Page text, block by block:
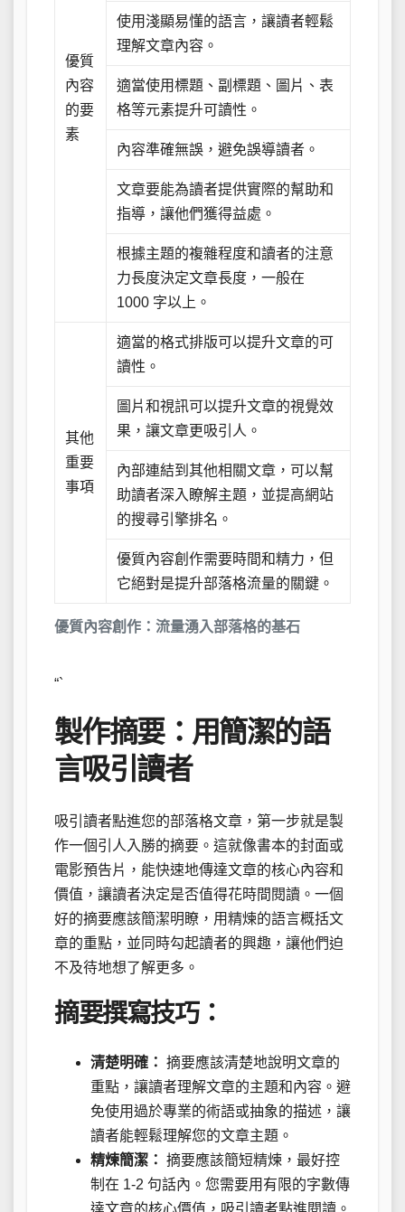
優質內容創作：流量湧入部落格的基石
優質
內容
的要
素
使用淺顯易懂的語言，讓讀者輕鬆
理解文章內容。
適當使用標題、副標題、圖片、表
格等元素提升可讀性。
內容準確無誤，避免誤導讀者。
文章要能為讀者提供實際的幫助和
指導，讓他們獲得益處。
根據主題的複雜程度和讀者的注意
力長度決定文章長度，一般在
1000 字以上。
其他
重要
事項
適當的格式排版可以提升文章的可
讀性。
圖片和視訊可以提升文章的視覺效
果，讓文章更吸引人。
內部連結到其他相關文章，可以幫
助讀者深入瞭解主題，並提高網站
的搜尋引擎排名。
優質內容創作需要時間和精力，但
它絕對是提升部落格流量的關鍵。
“`
製作摘要：用簡潔的語
言吸引讀者
吸引讀者點進您的部落格文章，第一步就是製
作一個引人入勝的摘要。這就像書本的封面或
電影預告片，能快速地傳達文章的核心內容和
價值，讓讀者決定是否值得花時間閱讀。一個
好的摘要應該簡潔明瞭，用精煉的語言概括文
章的重點，並同時勾起讀者的興趣，讓他們迫
不及待地想了解更多。
摘要撰寫技巧：
清楚明確： 摘要應該清楚地說明文章的
重點，讓讀者理解文章的主題和內容。避
免使用過於專業的術語或抽象的描述，讓
讀者能輕鬆理解您的文章主題。
精煉簡潔： 摘要應該簡短精煉，最好控
制在 1-2 句話內。您需要用有限的字數傳
達文章的核心價值，吸引讀者點進閱讀。